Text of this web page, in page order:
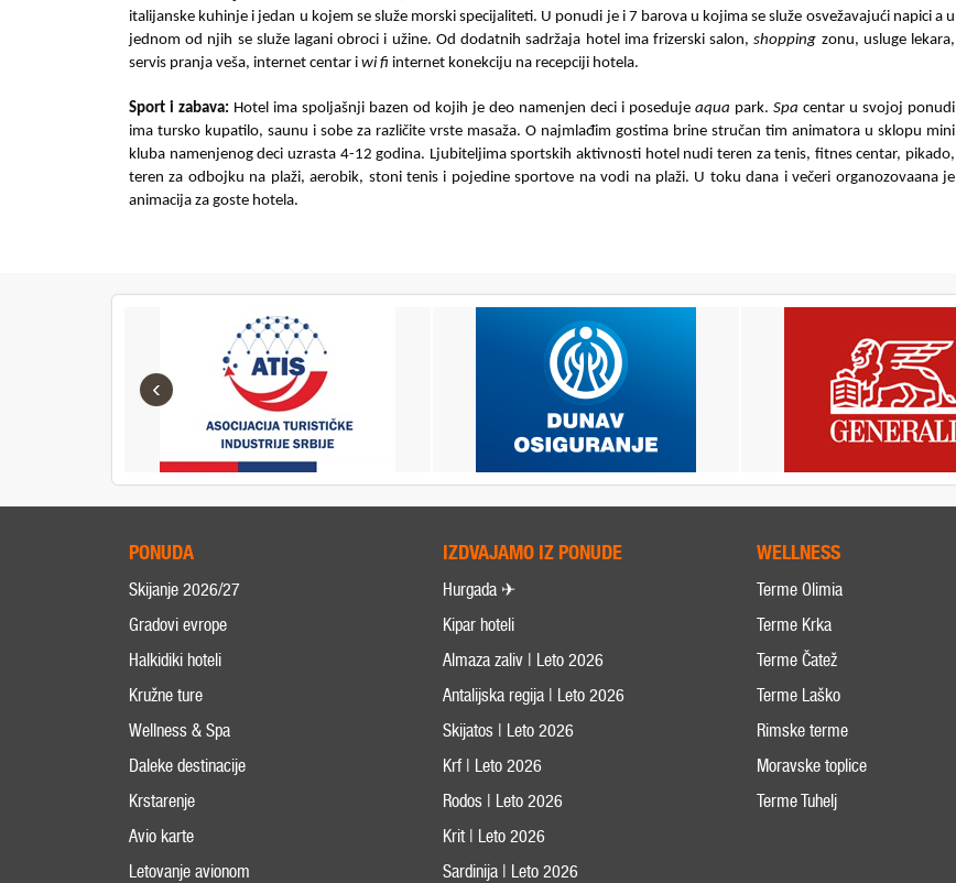
italijanske kuhinje i jedan u kojem se služe morski specijaliteti. U ponudi je i 7 barova u kojima se služe osvežavajući napici a u
jednom od njih se služe lagani obroci i užine. Od dodatnih sadržaja hotel ima frizerski salon,shopping zonu, usluge lekara,
servis pranja veša, internet centar i wi fi internet konekciju na recepciji hotela.
Sport i zabava: Hotel ima spoljašnji bazen od kojih je deo namenjen deci i poseduje aqua park. Spa centar u svojoj ponudi
ima tursko kupatilo, saunu i sobe za različite vrste masaža. O najmlađim gostima brine stručan tim animatora u sklopu mini
kluba namenjenog deci uzrasta 4-12 godina. Ljubiteljima sportskih aktivnosti hotel nudi teren za tenis, fitnes centar, pikado,
teren za odbojku na plaži, aerobik, stoni tenis i pojedine sportove na vodi na plaži. U toku dana i večeri organozovaana je
animacija za goste hotela.
‹
PONUDA
Skijanje 2026/27
Gradovi evrope
Halkidiki hoteli
Kružne ture
Wellness & Spa
Daleke destinacije
Krstarenje
Avio karte
Letovanje avionom
IZDVAJAMO IZ PONUDE
Hurgada ✈
Kipar hoteli
Almaza zaliv | Leto 2026
Antalijska regija | Leto 2026
Skijatos | Leto 2026
Krf | Leto 2026
Rodos | Leto 2026
Krit | Leto 2026
Sardinija | Leto 2026
WELLNESS
Terme Olimia
Terme Krka
Terme Čatež
Terme Laško
Rimske terme
Moravske toplice
Terme Tuhelj